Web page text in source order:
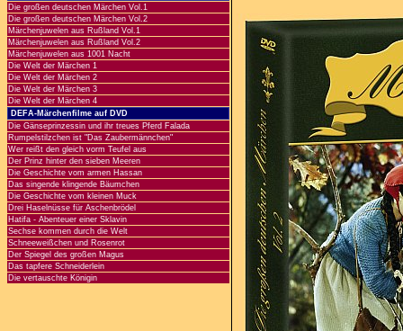
Die großen deutschen Märchen Vol.1
Die großen deutschen Märchen Vol.2
Märchenjuwelen aus Rußland Vol.1
Märchenjuwelen aus Rußland Vol.2
Märchenjuwelen aus 1001 Nacht
Die Welt der Märchen 1
Die Welt der Märchen 2
Die Welt der Märchen 3
Die Welt der Märchen 4
DEFA-Märchenfilme auf DVD
Die Gänseprinzessin und ihr treues Pferd Falada
Rumpelstilzchen ist "Das Zaubermännchen"
Wer reißt den gleich vorm Teufel aus
Der Prinz hinter den sieben Meeren
Die Geschichte vom armen Hassan
Das singende klingende Bäumchen
Die Geschichte vom kleinen Muck
Drei Haselnüsse für Aschenbrödel
Hatifa - Abenteuer einer Sklavin
Sechse kommen durch die Welt
Schneeweißchen und Rosenrot
Der Spiegel des großen Magus
Das tapfere Schneiderlein
Die vertauschte Königin